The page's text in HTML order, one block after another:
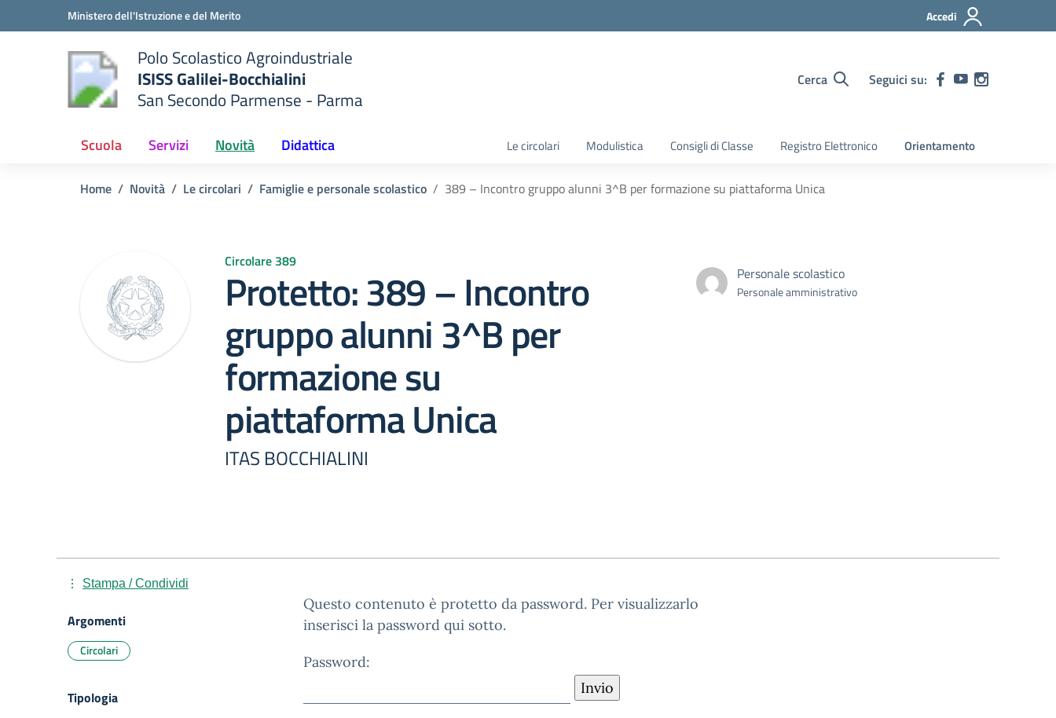
Ministero dell'Istruzione e del Merito Accedi
scuola
Polo Scolastico Agroindustriale
ISISS Galilei-Bocchialini
San Secondo Parmense - Parma
Cerca Seguici su:
Scuola Servizi Novità Didattica Le circolari Modulistica Consigli di Classe Registro Elettronico Orientamento
Home Novità Le circolari Famiglie e personale scolastico 389 – Incontro gruppo alunni 3^B per formazione su piattaforma Unica
Circolare 389
Protetto: 389 – Incontro
gruppo alunni 3^B per
formazione su
piattaforma Unica
ITAS BOCCHIALINI
Personale scolastico
Personale amministrativo
Questo contenuto è protetto da password. Per visualizzarlo
inserisci la password qui sotto.
Password:
Stampa / Condividi
Argomenti
Circolari
Tipologia